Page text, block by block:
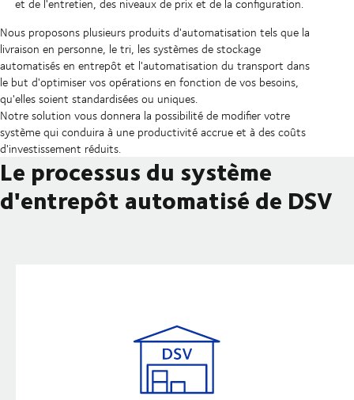
et de l'entretien, des niveaux de prix et de la configuration.
Nous proposons plusieurs produits d'automatisation tels que la
livraison en personne, le tri, les systèmes de stockage
automatisés en entrepôt et l'automatisation du transport dans
le but d'optimiser vos opérations en fonction de vos besoins,
qu'elles soient standardisées ou uniques.
Notre solution vous donnera la possibilité de modifier votre
système qui conduira à une productivité accrue et à des coûts
d'investissement réduits.
Le processus du système
d'entrepôt automatisé de DSV